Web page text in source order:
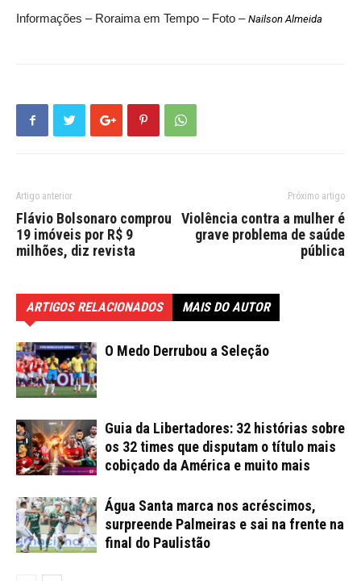
Informações – Roraima em Tempo – Foto – Nailson Almeida
Artigo anterior
Flávio Bolsonaro comprou
19 imóveis por R$ 9
milhões, diz revista
Próximo artigo
Violência contra a mulher é
grave problema de saúde
pública
ARTIGOS RELACIONADOS MAIS DO AUTOR
O Medo Derrubou a Seleção
Guia da Libertadores: 32 histórias sobre
os 32 times que disputam o título mais
cobiçado da América e muito mais
Água Santa marca nos acréscimos,
surpreende Palmeiras e sai na frente na
final do Paulistão